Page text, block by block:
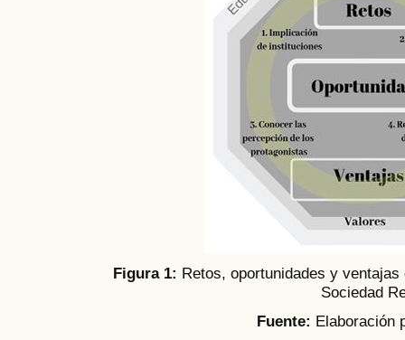
Figura 1: Retos, oportunidades y
Sociedad
Fuente: Elaboración